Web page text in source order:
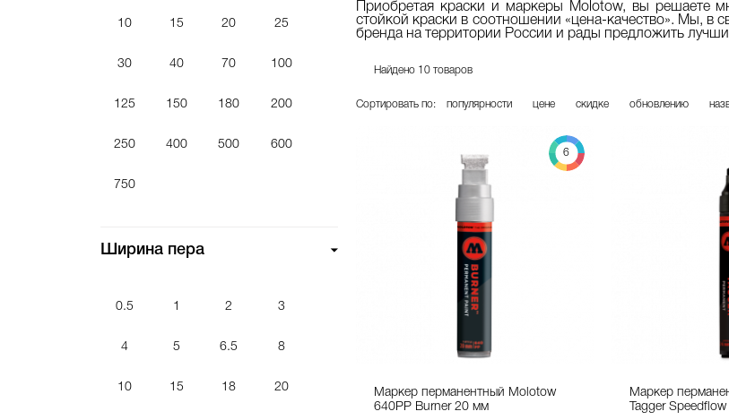
Мастика
Перо
Средство защиты
Сумка
10 15 20 25
30 40 70 100
125 150 180 200
250 400 500 600
750
Ширина пера
0.5 1 2 3
4 5 6.5 8
10 15 18 20
Приобретая краски и маркеры Molotow, вы решаете
стойкой краски в соотношении «цена-качество». Мы,
бренда на территории России и рады предложить
Найдено 10 товаров
Сортировать по: популярности цене скидке обновлению
6
Маркер перманентный Molotow
640PP Burner 20 мм
Маркер
Tagger